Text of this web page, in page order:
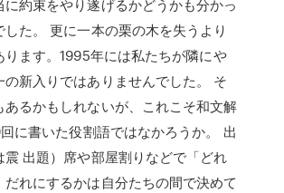
に約束をやり遂げるかどうかも分かっ
た。 更に一本の栗の木を失うより
ります。1995年には私たちが隣にや
の新入りではありませんでした。 そ
あるかもしれないが、これこそ和文解
に書いた役割語ではなかろうか。 出
震 出題）席や部屋割りなどで「どれ
だれにするかは自分たちの間で決めて